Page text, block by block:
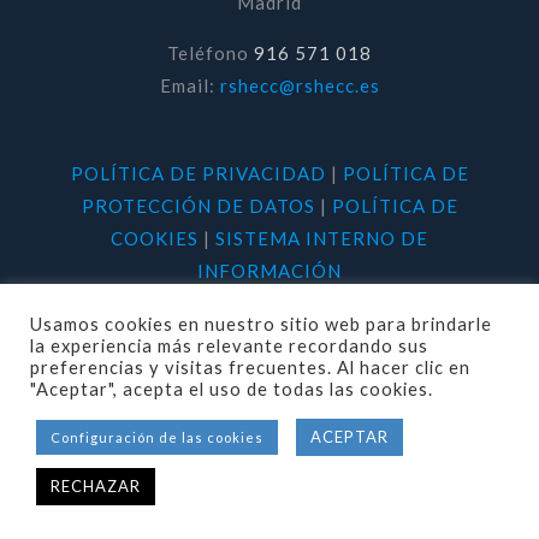
Teléfono 916 571 018
Email: rshecc@rshecc.es
POLÍTICA DE PRIVACIDAD | POLÍTICA DE
PROTECCIÓN DE DATOS | POLÍTICA DE
COOKIES | SISTEMA INTERNO DE
INFORMACIÓN
© 2020 RSHECC. Todos los derechos
reservados.
Usamos cookies en nuestro sitio web para brindarle
la experiencia más relevante recordando sus
preferencias y visitas frecuentes. Al hacer clic en
"Aceptar", acepta el uso de todas las cookies.
Configuración de las cookies ACEPTAR
RECHAZAR